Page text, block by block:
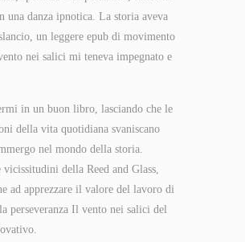
una danza ipnotica. La storia aveva
un leggere epub di movimento
nei salici mi teneva impegnato e
in un buon libro, lasciando che le
della vita quotidiana svaniscano
nel mondo della storia.
vicissitudini della Reed and Glass,
ad apprezzare il valore del lavoro di
perseveranza Il vento nei salici del